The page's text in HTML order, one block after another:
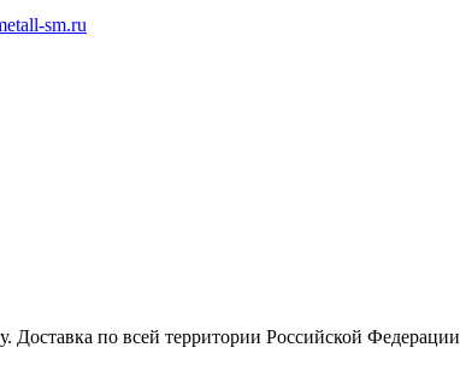
sm.ru
Доставка по всей территории Российской Федерации